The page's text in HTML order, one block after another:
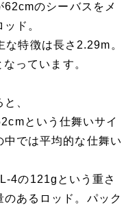
のシーバスをメ
ド。
特徴は長さ2.29m。
っています。
、
という仕舞いサイ
では平均的な仕舞い
4の121gという重さ
あるロッド。パック